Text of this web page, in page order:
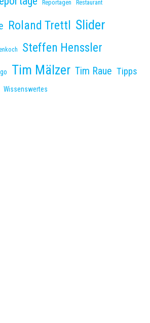
Reportagen Restaurant
Roland Trettl Slider
Steffen Henssler
Tim Mälzer Tim Raue Tipps
Wissenswertes